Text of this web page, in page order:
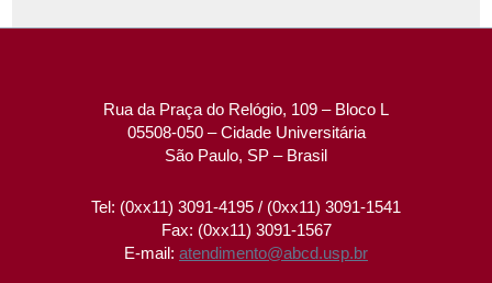
Rua da Praça do Relógio, 109 – Bloco L
05508-050 – Cidade Universitária
São Paulo, SP – Brasil
Tel: (0xx11) 3091-4195 / (0xx11) 3091-1541
Fax: (0xx11) 3091-1567
E-mail: atendimento@abcd.usp.br